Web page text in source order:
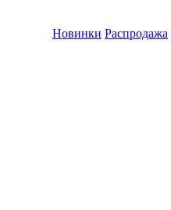
Новинки Распродажа